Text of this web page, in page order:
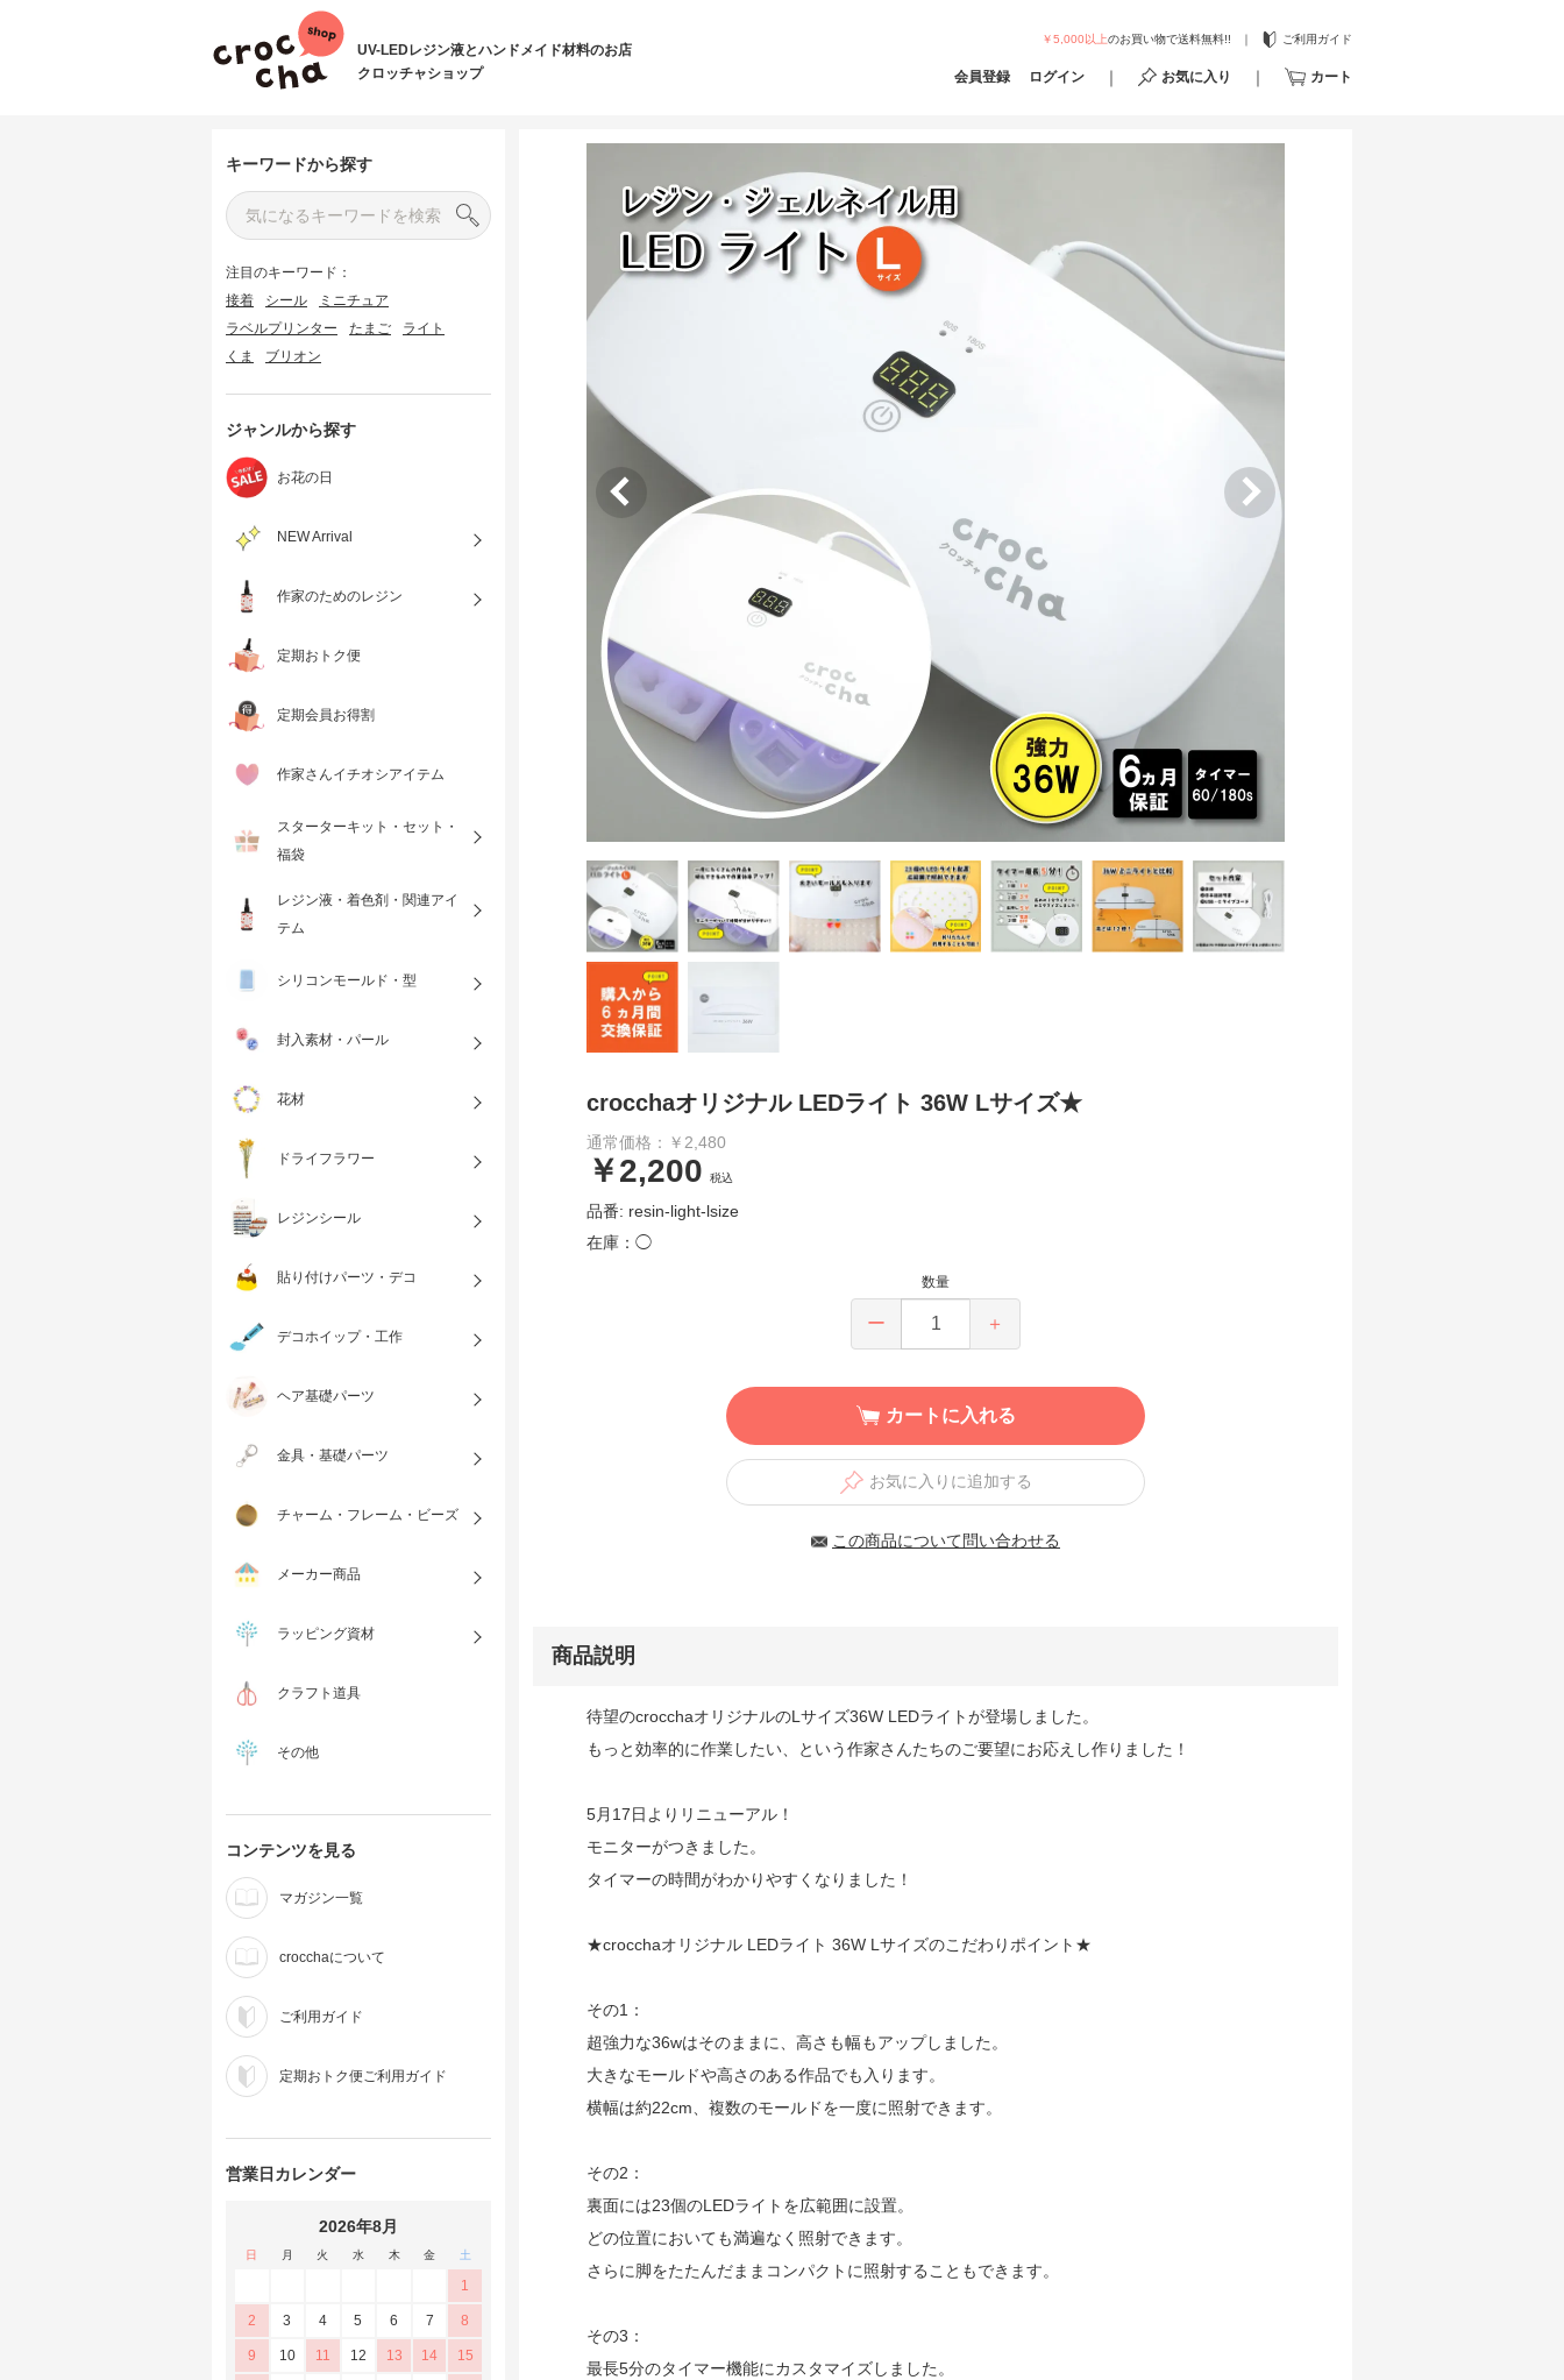
UV-LEDレジン液とハンドメイド材料のお店
クロッチャショップ
￥5,000以上のお買い物で送料無料!! ご利用ガイド
会員登録 ログイン お気に入り カート
キーワードから探す
注目のキーワード：
接着
シール
ミニチュア
ラベルプリンター
たまご
ライト
くま
ブリオン
ジャンルから探す
お花の日
NEW Arrival
作家のためのレジン
定期おトク便
定期会員お得割
作家さんイチオシアイテム
スターターキット・セット・
福袋
レジン液・着色剤・関連アイ
テム
シリコンモールド・型
封入素材・パール
花材
ドライフラワー
レジンシール
貼り付けパーツ・デコ
デコホイップ・工作
ヘア基礎パーツ
金具・基礎パーツ
チャーム・フレーム・ビーズ
メーカー商品
ラッピング資材
クラフト道具
その他
コンテンツを見る
マガジン一覧
crocchaについて
ご利用ガイド
定期おトク便ご利用ガイド
営業日カレンダー
2026年8月
日 月 火 水 木 金 土
1
2 3 4 5 6 7 8
9 10 11 12 13 14 15
crocchaオリジナル LEDライト 36W Lサイズ★
通常価格：￥2,480
￥2,200 税込
品番: resin-light-lsize
在庫：◯
数量
ー ＋
カートに入れる
お気に入りに追加する
この商品について問い合わせる
商品説明
待望のcrocchaオリジナルのLサイズ36W LEDライトが登場しました。
もっと効率的に作業したい、という作家さんたちのご要望にお応えし作りました！
5月17日よりリニューアル！
モニターがつきました。
タイマーの時間がわかりやすくなりました！
★crocchaオリジナル LEDライト 36W Lサイズのこだわりポイント★
その1：
超強力な36wはそのままに、高さも幅もアップしました。
大きなモールドや高さのある作品でも入ります。
横幅は約22cm、複数のモールドを一度に照射できます。
その2：
裏面には23個のLEDライトを広範囲に設置。
どの位置においても満遍なく照射できます。
さらに脚をたたんだままコンパクトに照射することもできます。
その3：
最長5分のタイマー機能にカスタマイズしました。